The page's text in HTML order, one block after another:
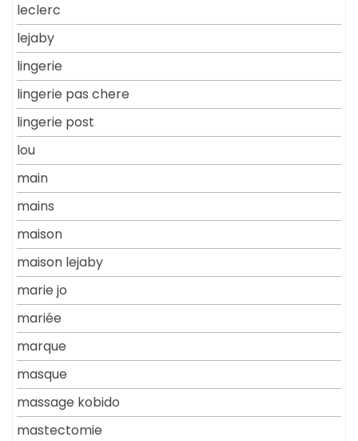
leclerc
lejaby
lingerie
lingerie pas chere
lingerie post
lou
main
mains
maison
maison lejaby
marie jo
mariée
marque
masque
massage kobido
mastectomie